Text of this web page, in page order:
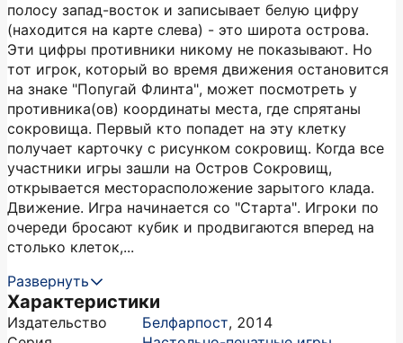
полосу запад-восток и записывает белую цифру
(находится на карте слева) - это широта острова.
Эти цифры противники никому не показывают. Но
тот игрок, который во время движения остановится
на знаке "Попугай Флинта", может посмотреть у
противника(ов) координаты места, где спрятаны
сокровища. Первый кто попадет на эту клетку
получает карточку с рисунком сокровищ. Когда все
участники игры зашли на Остров Сокровищ,
открывается месторасположение зарытого клада.
Движение. Игра начинается со "Старта". Игроки по
очереди бросают кубик и продвигаются вперед на
столько клеток,...
Развернуть
Характеристики
Издательство Белфарпост, 2014